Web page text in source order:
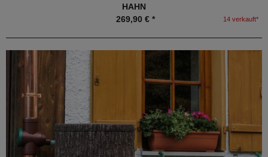
HAHN
269,90 € *
14 verkauft*